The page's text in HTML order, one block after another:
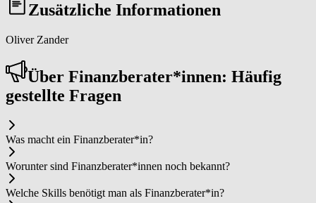
Zusätzliche Informationen
Oliver Zander
Über Fi­nanz­be­ra­ter*in­nen: Häufig
gestellte Fragen
Was macht ein Fi­nanz­be­ra­ter*in?
Worunter sind Fi­nanz­be­ra­ter*in­nen noch bekannt?
Welche Skills benötigt man als Fi­nanz­be­ra­ter*in?